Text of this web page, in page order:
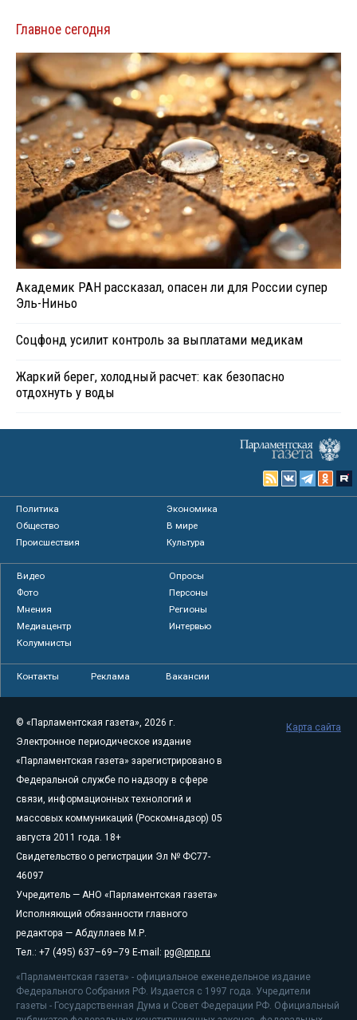
Главное сегодня
Академик РАН рассказал, опасен ли для России супер
Эль-Ниньо
Соцфонд усилит контроль за выплатами медикам
Жаркий берег, холодный расчет: как безопасно
отдохнуть у воды
Политика
Экономика
Общество
В мире
Происшествия
Культура
Видео
Опросы
Фото
Персоны
Мнения
Регионы
Медиацентр
Интервью
Колумнисты
Контакты Реклама Вакансии
© «Парламентская газета», 2026 г.
Электронное периодическое издание
«Парламентская газета» зарегистрировано в
Федеральной службе по надзору в сфере
связи, информационных технологий и
массовых коммуникаций (Роскомнадзор) 05
августа 2011 года. 18+
Свидетельство о регистрации Эл № ФС77-
46097
Учредитель — АНО «Парламентская газета»
Исполняющий обязанности главного
редактора — Абдуллаев М.Р.
Тел.: +7 (495) 637–69–79 E-mail: pg@pnp.ru
«Парламентская газета» - официальное еженедельное издание
Федерального Собрания РФ. Издается с 1997 года. Учредители
газеты - Государственная Дума и Совет Федерации РФ. Официальный
Карта сайта